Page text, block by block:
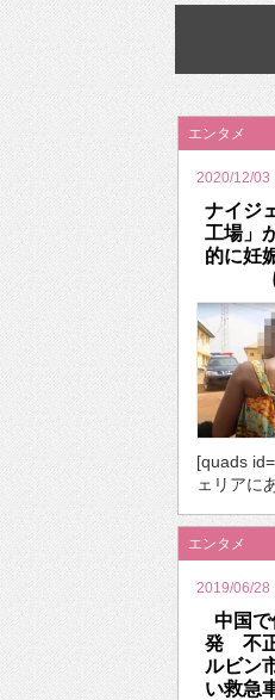
挫折率
2026年
エンタメ
2020/12/03
ナイジ
工場」
的に妊
[quads
ェリアに
エンタメ
2019/06/28
中国
発 不
ルビン
い救急